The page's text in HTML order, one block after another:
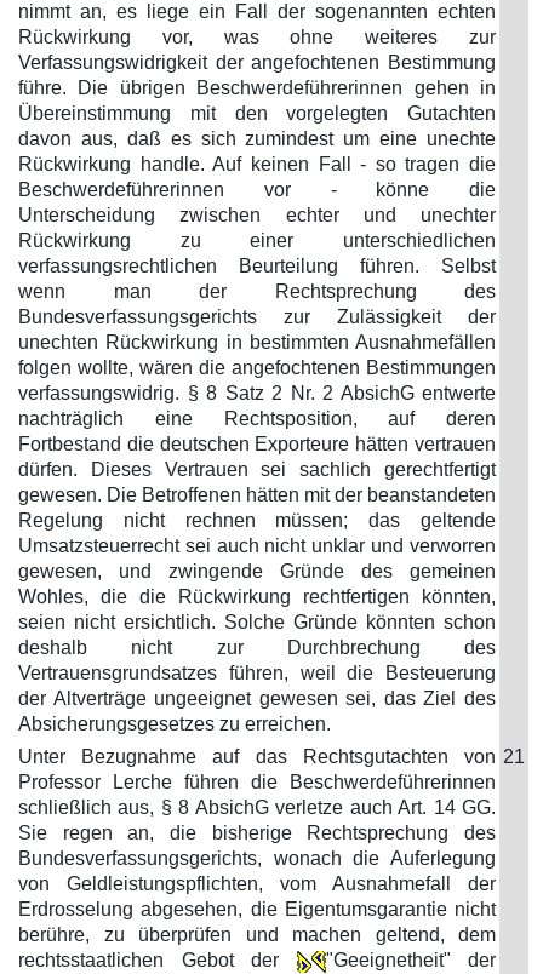
nimmt an, es liege ein Fall der sogenannten echten
Rückwirkung vor, was ohne weiteres zur
Verfassungswidrigkeit der angefochtenen Bestimmung
führe. Die übrigen Beschwerdeführerinnen gehen in
Übereinstimmung mit den vorgelegten Gutachten
davon aus, daß es sich zumindest um eine unechte
Rückwirkung handle. Auf keinen Fall - so tragen die
Beschwerdeführerinnen vor - könne die
Unterscheidung zwischen echter und unechter
Rückwirkung zu einer unterschiedlichen
verfassungsrechtlichen Beurteilung führen. Selbst
wenn man der Rechtsprechung des
Bundesverfassungsgerichts zur Zulässigkeit der
unechten Rückwirkung in bestimmten Ausnahmefällen
folgen wollte, wären die angefochtenen Bestimmungen
verfassungswidrig. § 8 Satz 2 Nr. 2 AbsichG entwerte
nachträglich eine Rechtsposition, auf deren
Fortbestand die deutschen Exporteure hätten vertrauen
dürfen. Dieses Vertrauen sei sachlich gerechtfertigt
gewesen. Die Betroffenen hätten mit der beanstandeten
Regelung nicht rechnen müssen; das geltende
Umsatzsteuerrecht sei auch nicht unklar und verworren
gewesen, und zwingende Gründe des gemeinen
Wohles, die die Rückwirkung rechtfertigen könnten,
seien nicht ersichtlich. Solche Gründe könnten schon
deshalb nicht zur Durchbrechung des
Vertrauensgrundsatzes führen, weil die Besteuerung
der Altverträge ungeeignet gewesen sei, das Ziel des
Absicherungsgesetzes zu erreichen.
Unter Bezugnahme auf das Rechtsgutachten von
Professor Lerche führen die Beschwerdeführerinnen
schließlich aus, § 8 AbsichG verletze auch Art. 14 GG.
Sie regen an, die bisherige Rechtsprechung des
Bundesverfassungsgerichts, wonach die Auferlegung
von Geldleistungspflichten, vom Ausnahmefall der
Erdrosselung abgesehen, die Eigentumsgarantie nicht
berühre, zu überprüfen und machen geltend, dem
rechtsstaatlichen Gebot der
"Geeignetheit" der
21